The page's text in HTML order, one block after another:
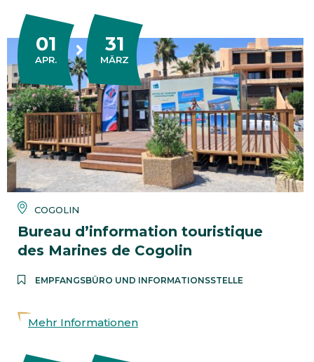
COGOLIN
Bureau d’information touristique
des Marines de Cogolin
DU 01
APR. APRIL
AU 31
MÄRZ
EMPFANGSBÜRO UND INFORMATIONSSTELLE
Mehr Informationen